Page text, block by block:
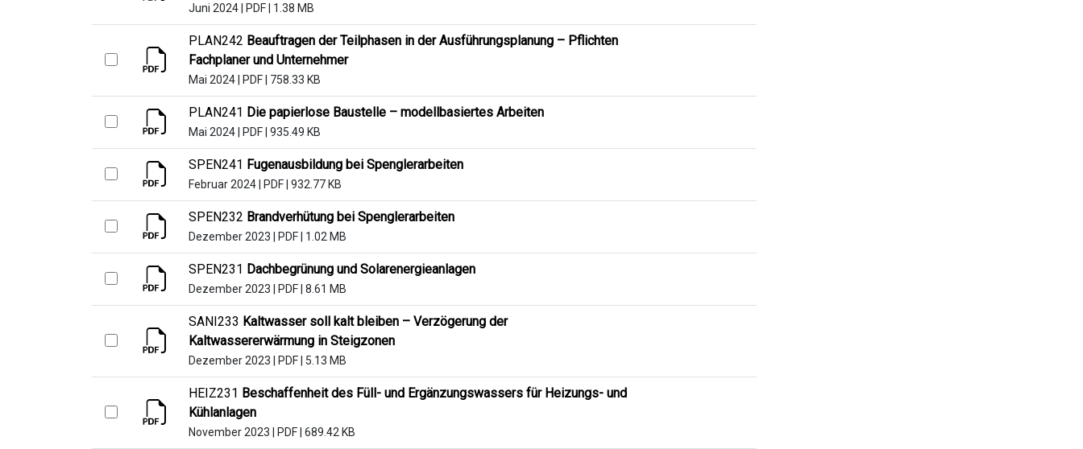
Juni 2024 PDF 1.38 MB
PLAN242 Beauftragen der Teilphasen in der Ausführungsplanung – Pflichten
Fachplaner und Unternehmer
Mai 2024 PDF 758.33 KB
PLAN241 Die papierlose Baustelle – modellbasiertes Arbeiten
Mai 2024 PDF 935.49 KB
SPEN241 Fugenausbildung bei Spenglerarbeiten
Februar 2024 PDF 932.77 KB
SPEN232 Brandverhütung bei Spenglerarbeiten
Dezember 2023 PDF 1.02 MB
SPEN231 Dachbegrünung und Solarenergieanlagen
Dezember 2023 PDF 8.61 MB
SANI233 Kaltwasser soll kalt bleiben – Verzögerung der
Kaltwassererwärmung in Steigzonen
Dezember 2023 PDF 5.13 MB
HEIZ231 Beschaffenheit des Füll- und Ergänzungswassers für Heizungs- und
Kühlanlagen
November 2023 PDF 689.42 KB